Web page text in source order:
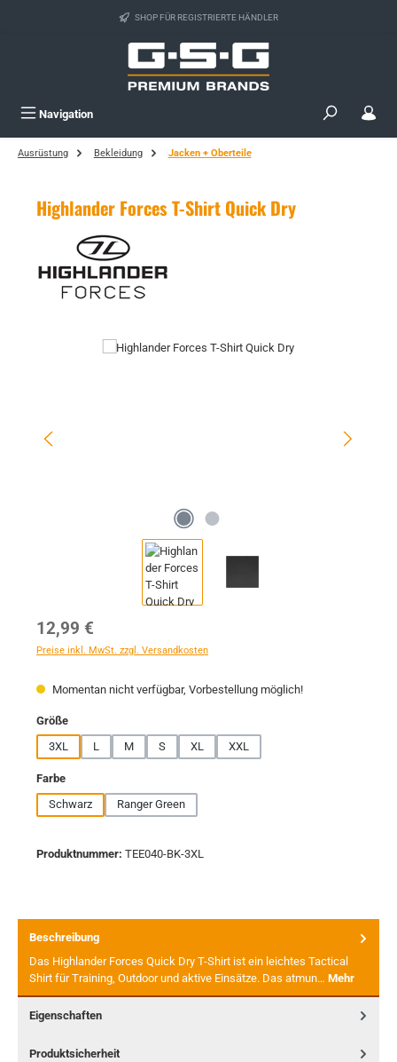
Zum Hauptinhalt springen SHOP FÜR REGISTRIERTE HÄNDLER
Navigation
Ausrüstung Bekleidung Jacken + Oberteile
Highlander Forces T-Shirt Quick Dry
Bildergalerie überspringen
Regulärer Preis:
12,99 €
Preise inkl. MwSt. zzgl. Versandkosten
Momentan nicht verfügbar, Vorbestellung möglich!
Größeauswählen
3XL
L M S XL XXL
Farbeauswählen
Schwarz
Ranger Green
Produktnummer: TEE040-BK-3XL
Beschreibung
Das Highlander Forces Quick Dry T-Shirt ist ein leichtes Tactical
Shirt für Training, Outdoor und aktive Einsätze. Das atmun… Mehr
Eigenschaften
Produktsicherheit